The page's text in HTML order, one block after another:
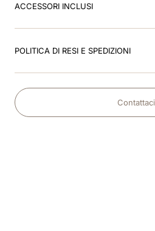
ACCESSORI INCLUSI
POLITICA DI RESI E SPEDIZIONI
Contattaci